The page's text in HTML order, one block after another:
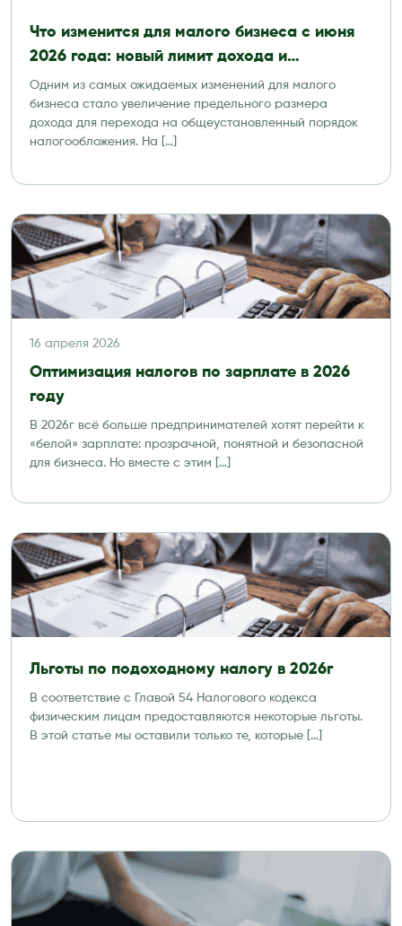
Что изменится для малого бизнеса с июня
2026 года: новый лимит дохода и
упрощенный НДС
Одним из самых ожидаемых изменений для малого
бизнеса стало увеличение предельного размера
дохода для перехода на общеустановленный порядок
налогообложения. На […]
16 апреля 2026
Оптимизация налогов по зарплате в 2026
году
В 2026г всё больше предпринимателей хотят перейти к
«белой» зарплате: прозрачной, понятной и безопасной
для бизнеса. Но вместе с этим […]
Льготы по подоходному налогу в 2026г
В соответствие с Главой 54 Налогового кодекса
физическим лицам предоставляются некоторые льготы.
В этой статье мы оставили только те, которые […]